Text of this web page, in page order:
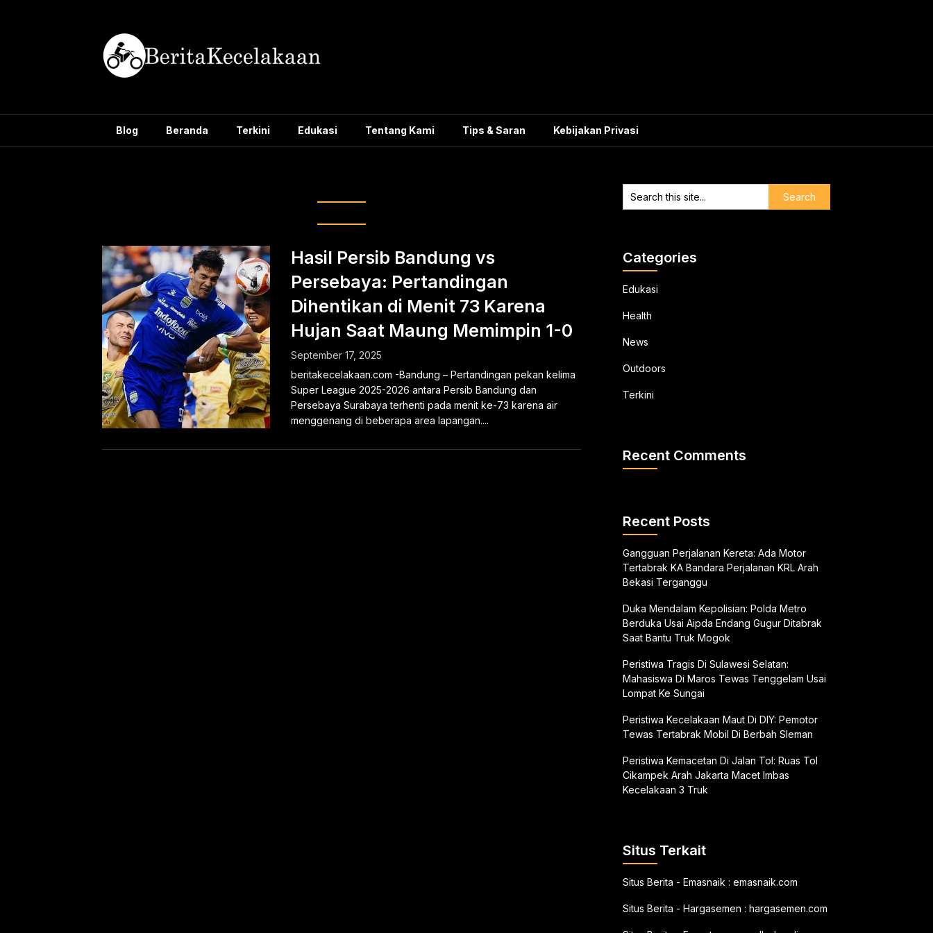
Blog Beranda Terkini Edukasi Tentang Kami Tips & Saran Kebijakan Privasi
Hasil Persib Bandung vs
Persebaya: Pertandingan
Dihentikan di Menit 73 Karena
Hujan Saat Maung Memimpin 1-0
September 17, 2025
beritakecelakaan.com -Bandung – Pertandingan pekan kelima
Super League 2025-2026 antara Persib Bandung dan
Persebaya Surabaya terhenti pada menit ke-73 karena air
menggenang di beberapa area lapangan....
Categories
Edukasi
Health
News
Outdoors
Terkini
Recent Comments
Recent Posts
Gangguan Perjalanan Kereta: Ada Motor
Tertabrak KA Bandara Perjalanan KRL Arah
Bekasi Terganggu
Duka Mendalam Kepolisian: Polda Metro
Berduka Usai Aipda Endang Gugur Ditabrak
Saat Bantu Truk Mogok
Peristiwa Tragis Di Sulawesi Selatan:
Mahasiswa Di Maros Tewas Tenggelam Usai
Lompat Ke Sungai
Peristiwa Kecelakaan Maut Di DIY: Pemotor
Tewas Tertabrak Mobil Di Berbah Sleman
Peristiwa Kemacetan Di Jalan Tol: Ruas Tol
Cikampek Arah Jakarta Macet Imbas
Kecelakaan 3 Truk
Situs Terkait
Situs Berita - Emasnaik : emasnaik.com
Situs Berita - Hargasemen : hargasemen.com